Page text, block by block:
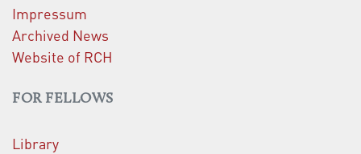
Impressum
Archived News
Website of RCH
FOR FELLOWS
Library